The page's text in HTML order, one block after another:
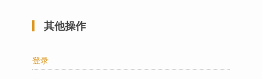
其他操作
登录